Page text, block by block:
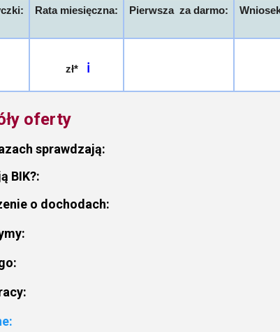
Rata miesięczna: Pierwsza  za darmo:
zł* ℹ
oferty
sprawdzają:
BIK?:
o dochodach: